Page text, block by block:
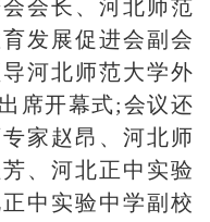
会长、河北师范
发展促进会副会
河北师范大学外
席开幕式;会议还
家赵昂、河北师
、河北正中实验
中实验中学副校